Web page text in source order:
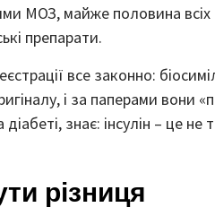
МОЗ, майже половина
препарати.
все законно:
і за паперами вони
знає: інсулін – це
різниця